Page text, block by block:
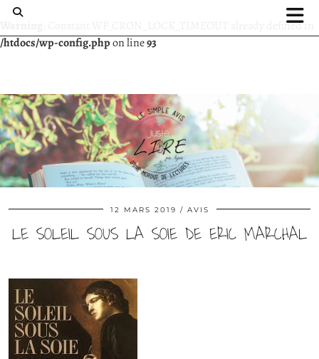
: Constant WP_CRON_LOCK_TIMEOUT already defined in
/htdocs/wp-config.phpon line93
12 MARS 2019 AVIS
LE SOLEIL SOUS LA SOIE DE ERIC MARCHAL